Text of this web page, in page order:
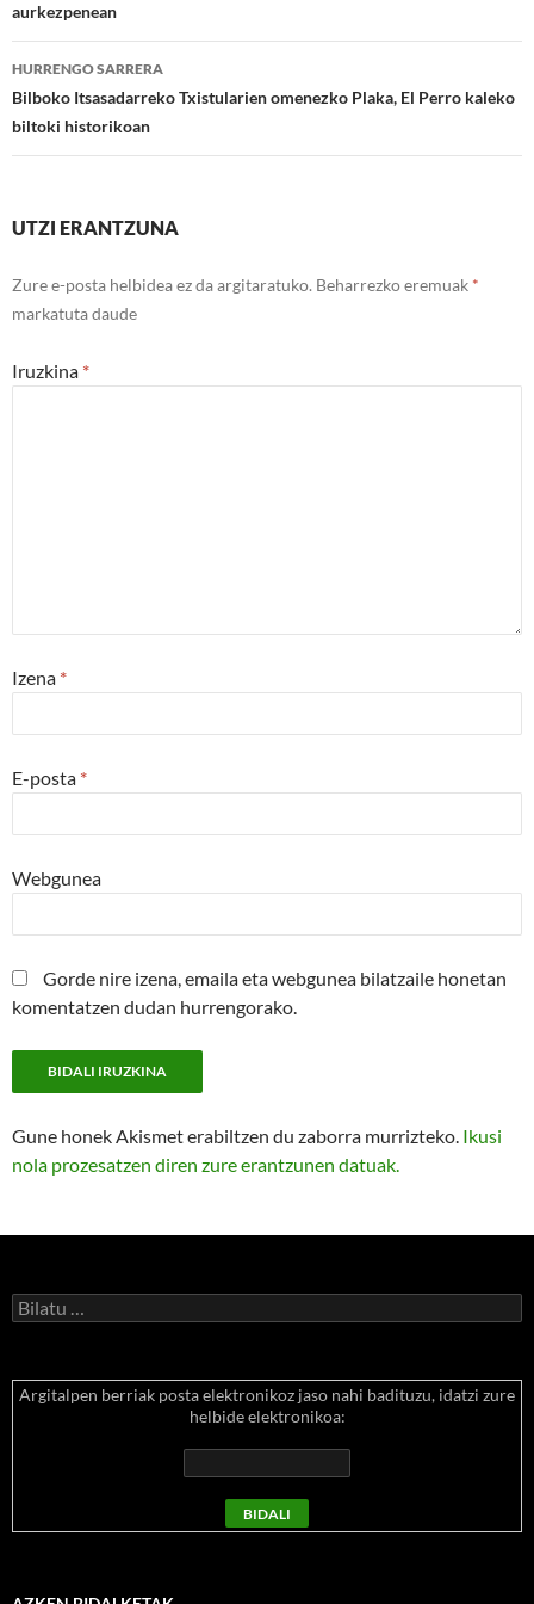
nabigatu
aurkezpenean
HURRENGO SARRERA
Bilboko Itsasadarreko Txistularien omenezko Plaka, El Perro kaleko
biltoki historikoan
UTZI ERANTZUNA
Zure e-posta helbidea ez da argitaratuko. Beharrezko eremuak *
markatuta daude
Iruzkina *
Izena *
E-posta *
Webgunea
Gorde nire izena, emaila eta webgunea bilatzaile honetan
komentatzen dudan hurrengorako.
Gune honek Akismet erabiltzen du zaborra murrizteko. Ikusi
nola prozesatzen diren zure erantzunen datuak.
Bilatu:
Argitalpen berriak posta elektronikoz jaso nahi badituzu, idatzi zure
helbide elektronikoa: